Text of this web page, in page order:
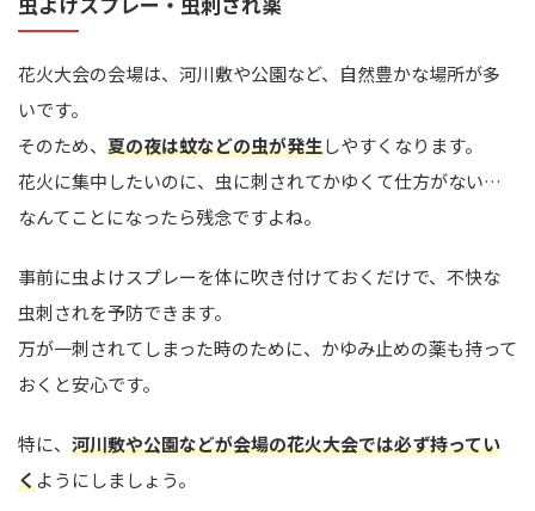
花火大会の会場は、河川敷や公園など、自然豊かな場所が多
いです。
そのため、 夏の夜は蚊などの虫が発生しやすくなります。
花火に集中したいのに、虫に刺されてかゆくて仕方がない…
なんてことになったら残念ですよね。
事前に虫よけスプレーを体に吹き付けておくだけで、不快な
虫刺されを予防できます。
万が一刺されてしまった時のために、かゆみ止めの薬も持って
おくと安心です。
特に、 河川敷や公園などが会場の花火大会では必ず持ってい
くようにしましょう。